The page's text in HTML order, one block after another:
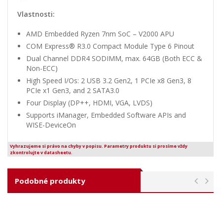
Vlastnosti:
AMD Embedded Ryzen 7nm SoC – V2000 APU
COM Express® R3.0 Compact Module Type 6 Pinout
Dual Channel DDR4 SODIMM, max. 64GB (Both ECC &
Non-ECC)
High Speed I/Os: 2 USB 3.2 Gen2, 1 PCIe x8 Gen3, 8
PCIe x1 Gen3, and 2 SATA3.0
Four Display (DP++, HDMI, VGA, LVDS)
Supports iManager, Embedded Software APIs and
WISE-DeviceOn
Vyhrazujeme si právo na chyby v popisu. Parametry produktu si prosíme vždy
zkontrolujte v datasheetu.
Podobné produkty